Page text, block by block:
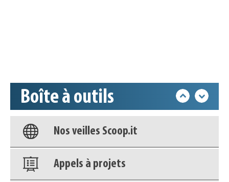
Boîte à outils
Base documentaire
Nos veilles Scoop.it
Appels à projets